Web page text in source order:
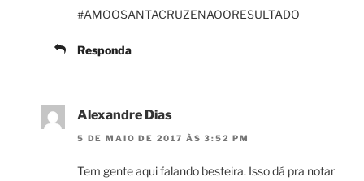
#AMOOSANTACRUZENAOORESULTADO
Responda
Alexandre Dias
5 DE MAIO DE 2017 ÀS 3:52 PM
Tem gente aqui falando besteira. Isso dá pra notar